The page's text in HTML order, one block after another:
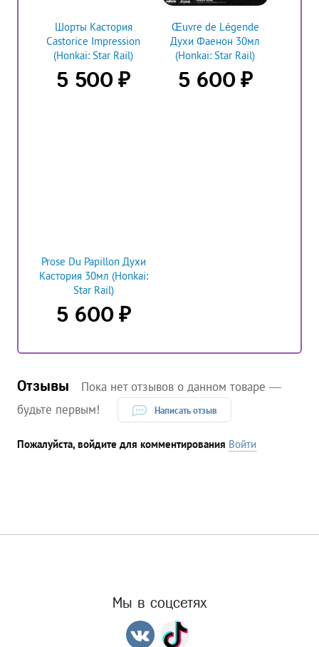
Шорты Кастория
Castorice Impression
(Honkai: Star Rail)
5 500 ₽
Œuvre de Légende
Духи Фаенон 30мл
(Honkai: Star Rail)
5 600 ₽
Prose Du Papillon Духи
Кастория 30мл (Honkai:
Star Rail)
5 600 ₽
Отзывы
Пока нет отзывов о данном товаре —
будьте первым!
Написать отзыв
Пожалуйста, войдите для комментирования Войти
Мы в соцсетях